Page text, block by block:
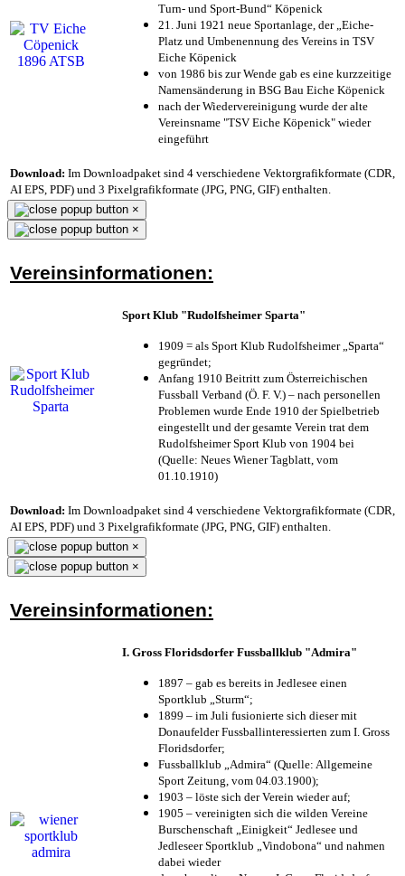
Turn- und Sport-Bund“ Köpenick
21. Juni 1921 neue Sportanlage, der „Eiche-
Platz und Umbenennung des Vereins in TSV
Eiche Köpenick
von 1986 bis zur Wende gab es eine kurzzeitige
Namensänderung in BSG Bau Eiche Köpenick
nach der Wiedervereinigung wurde der alte
Vereinsname "TSV Eiche Köpenick" wieder
eingeführt
Download: Im Downloadpaket sind 4 verschiedene Vektorgrafikformate (CDR,
AI EPS, PDF) und 3 Pixelgrafikformate (JPG, PNG, GIF) enthalten.
×
×
Vereinsinformationen:
Sport Klub "Rudolfsheimer Sparta"
1909 = als Sport Klub Rudolfsheimer „Sparta“
gegründet;
Anfang 1910 Beitritt zum Österreichischen
Fussball Verband (Ö. F. V.) – nach personellen
Problemen wurde Ende 1910 der Spielbetrieb
eingestellt und der gesamte Verein trat dem
Rudolfsheimer Sport Klub von 1904 bei
(Quelle: Neues Wiener Tagblatt, vom
01.10.1910)
Download: Im Downloadpaket sind 4 verschiedene Vektorgrafikformate (CDR,
AI EPS, PDF) und 3 Pixelgrafikformate (JPG, PNG, GIF) enthalten.
×
×
Vereinsinformationen:
I. Gross Floridsdorfer Fussballklub "Admira"
1897 – gab es bereits in Jedlesee einen
Sportklub „Sturm“;
1899 – im Juli fusionierte sich dieser mit
Donaufelder Fussballinteressierten zum I. Gross
Floridsdorfer;
Fussballklub „Admira“ (Quelle: Allgemeine
Sport Zeitung, vom 04.03.1900);
1903 – löste sich der Verein wieder auf;
1905 – vereinigten sich die wilden Vereine
Burschenschaft „Einigkeit“ Jedlesee und
Jedleseer Sportklub „Vindobona“ und nahmen
dabei wieder